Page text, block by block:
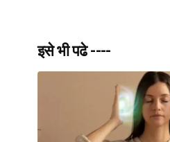
इसे भी पढे ----